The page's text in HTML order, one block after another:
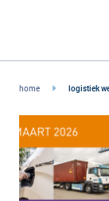
home logistiek